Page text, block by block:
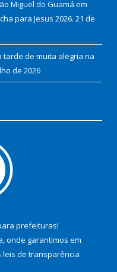
Miguel do Guamá em
para Jesus 2026. 21 de
tarde de muita alegria na
de 2026
prefeituras!
onde garantimos em
leis de transparência